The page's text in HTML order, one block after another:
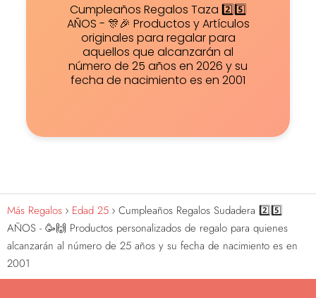
Cumpleaños Regalos Taza 2️⃣5️⃣
AÑOS - 🎊🎉 Productos y Artículos
originales para regalar para
aquellos que alcanzarán al
número de 25 años en 2026 y su
fecha de nacimiento es en 2001
Más Regalos Edad 25
Cumpleaños Regalos Sudadera 2️⃣5️⃣
AÑOS - 🥳🙌 Productos personalizados de regalo para quienes
alcanzarán al número de 25 años y su fecha de nacimiento es en
2001